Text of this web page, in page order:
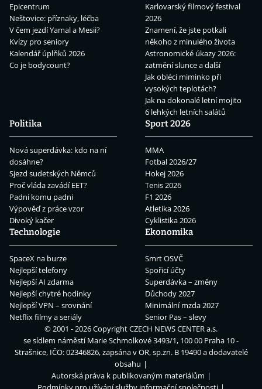
Epicentrum
Neštovice: příznaky, léčba
V čem jezdí Yamal a Mesii?
Kvízy pro seniory
Kalendář úplňků 2026
Co je bodycount?
Karlovarský filmový festival
2026
Znamení, že jste potkali
někoho z minulého života
Astronomické úkazy 2026:
zatmění slunce a další
Jak obléci miminko při
vysokých teplotách?
Jak na dokonalé letní mojito
6 lehkých letních salátů
Politika
Nová superdávka: kdo na ní
dosáhne?
Sjezd sudetských Němců
Proč vláda zavádí EET?
Padni komu padni
Výpověď z práce vzor
Divoký kačer
Sport 2026
MMA
Fotbal 2026/27
Hokej 2026
Tenis 2026
F1 2026
Atletika 2026
Cyklistika 2026
Technologie
SpaceX na burze
Nejlepší telefony
Nejlepší AI zdarma
Nejlepší chytré hodinky
Nejlepší VPN – srovnání
Netflix filmy a seriály
Ekonomika
Smrt OSVČ
Spořicí účty
Superdávka – změny
Důchody 2027
Minimální mzda 2027
Senior Pas – slevy
© 2001 - 2026 CopyrightCZECH NEWS CENTER a.s.
se sídlem náměstí Marie Schmolkové 3493/1, 100 00 Praha 10 -
Strašnice, IČO: 02346826, zapsána v OR, sp.zn. B 19490 a dodavatelé
obsahu
Autorská práva k publikovaným materiálům